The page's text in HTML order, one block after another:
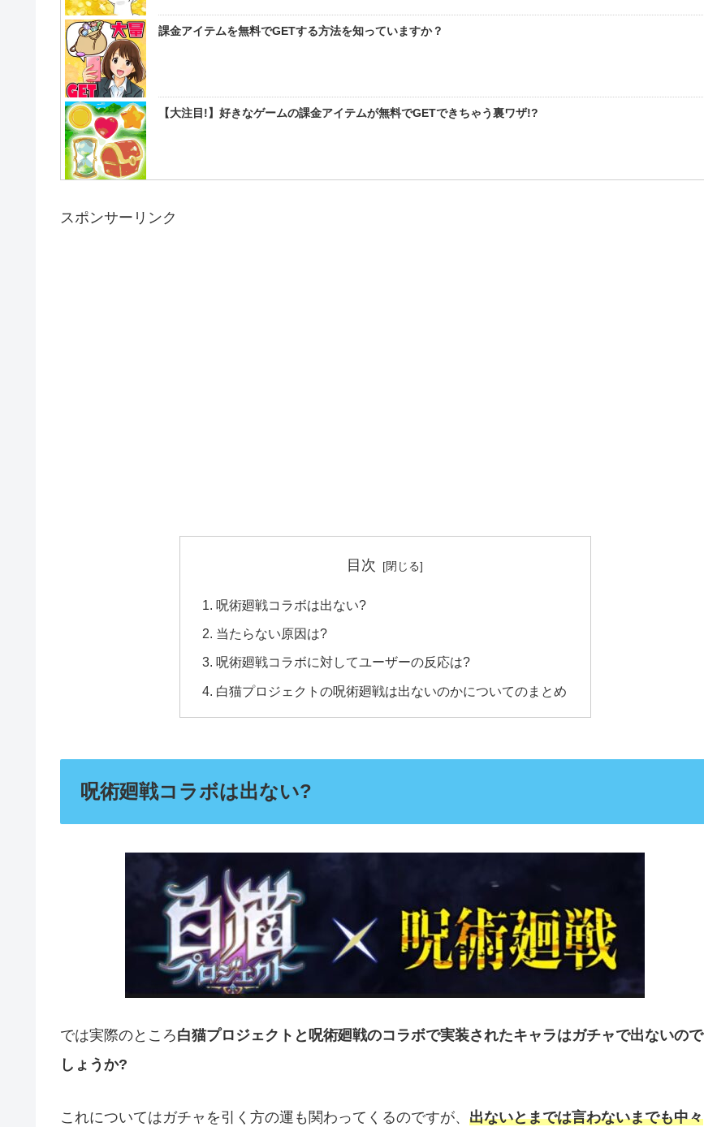
課金アイテムを無料でGETする方法を知っていますか？
【大注目!】好きなゲームの課金アイテムが無料でGETできちゃう裏ワザ!?
スポンサーリンク
目次
呪術廻戦コラボは出ない?
当たらない原因は?
呪術廻戦コラボに対してユーザーの反応は?
白猫プロジェクトの呪術廻戦は出ないのかについてのまとめ
呪術廻戦コラボは出ない?
では実際のところ白猫プロジェクトと呪術廻戦のコラボで実装されたキャラはガチャで出ないので
しょうか?
これについてはガチャを引く方の運も関わってくるのですが、 出ないとまでは言わないまでも中々